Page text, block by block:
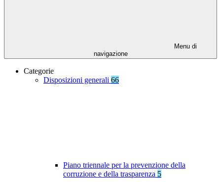
Menu di
navigazione
Categorie
Disposizioni generali 66
Piano triennale per la prevenzione della
corruzione e della trasparenza 5